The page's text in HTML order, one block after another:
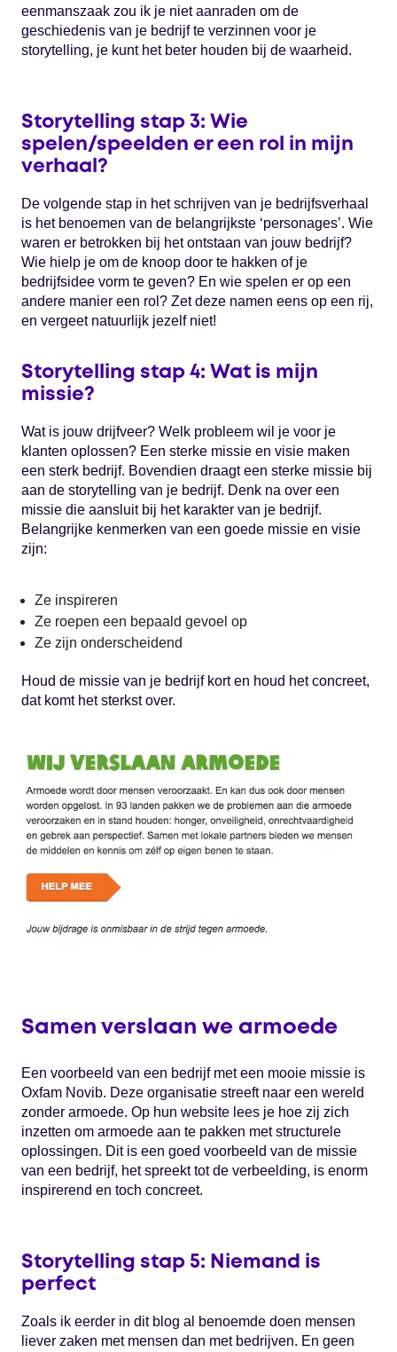
eenmanszaak zou ik je niet aanraden om de
geschiedenis van je bedrijf te verzinnen voor je
storytelling, je kunt het beter houden bij de waarheid.
Storytelling stap 3: Wie
spelen/speelden er een rol in mijn
verhaal?
De volgende stap in het schrijven van je bedrijfsverhaal
is het benoemen van de belangrijkste ‘personages’. Wie
waren er betrokken bij het ontstaan van jouw bedrijf?
Wie hielp je om de knoop door te hakken of je
bedrijfsidee vorm te geven? En wie spelen er op een
andere manier een rol? Zet deze namen eens op een rij,
en vergeet natuurlijk jezelf niet!
Storytelling stap 4: Wat is mijn
missie?
Wat is jouw drijfveer? Welk probleem wil je voor je
klanten oplossen? Een sterke missie en visie maken
een sterk bedrijf. Bovendien draagt een sterke missie bij
aan de storytelling van je bedrijf. Denk na over een
missie die aansluit bij het karakter van je bedrijf.
Belangrijke kenmerken van een goede missie en visie
zijn:
Ze inspireren
Ze roepen een bepaald gevoel op
Ze zijn onderscheidend
Houd de missie van je bedrijf kort en houd het concreet,
dat komt het sterkst over.
Samen verslaan we armoede
Een voorbeeld van een bedrijf met een mooie missie is
Oxfam Novib. Deze organisatie streeft naar een wereld
zonder armoede. Op hun website lees je hoe zij zich
inzetten om armoede aan te pakken met structurele
oplossingen. Dit is een goed voorbeeld van de missie
van een bedrijf, het spreekt tot de verbeelding, is enorm
inspirerend en toch concreet.
Storytelling stap 5: Niemand is
perfect
Zoals ik eerder in dit blog al benoemde doen mensen
liever zaken met mensen dan met bedrijven. En geen